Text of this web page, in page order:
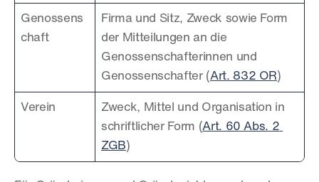
Genossens
chaft
Firma und Sitz, Zweck sowie Form
der Mitteilungen an die
Genossenschafterinnen und
Genossenschafter (Art. 832 OR)
Verein
Zweck, Mittel und Organisation in
schriftlicher Form (Art. 60 Abs. 2
ZGB)